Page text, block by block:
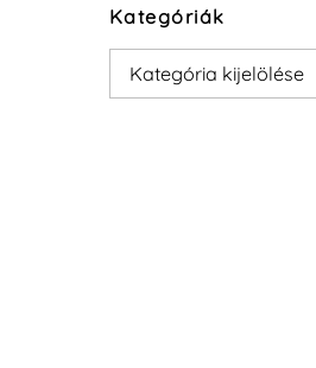
Kategóriák
Kategóriák